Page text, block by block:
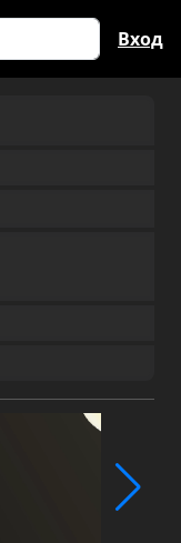
Вход